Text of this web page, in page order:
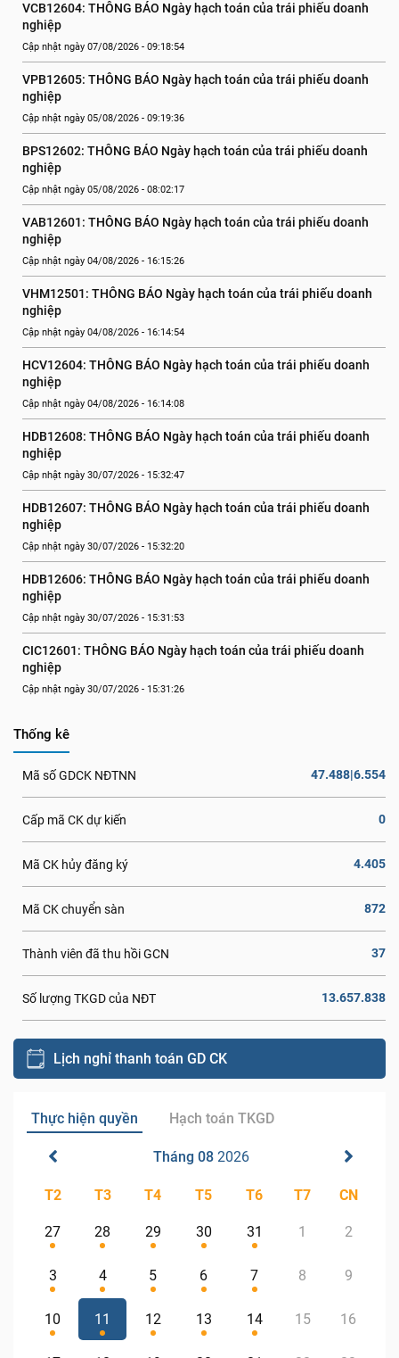
VCB12604: THÔNG BÁO Ngày hạch toán của trái phiếu doanh
nghiệp
Cập nhật ngày 07/08/2026 - 09:18:54
VPB12605: THÔNG BÁO Ngày hạch toán của trái phiếu doanh
nghiệp
Cập nhật ngày 05/08/2026 - 09:19:36
BPS12602: THÔNG BÁO Ngày hạch toán của trái phiếu doanh
nghiệp
Cập nhật ngày 05/08/2026 - 08:02:17
VAB12601: THÔNG BÁO Ngày hạch toán của trái phiếu doanh
nghiệp
Cập nhật ngày 04/08/2026 - 16:15:26
VHM12501: THÔNG BÁO Ngày hạch toán của trái phiếu doanh
nghiệp
Cập nhật ngày 04/08/2026 - 16:14:54
HCV12604: THÔNG BÁO Ngày hạch toán của trái phiếu doanh
nghiệp
Cập nhật ngày 04/08/2026 - 16:14:08
HDB12608: THÔNG BÁO Ngày hạch toán của trái phiếu doanh
nghiệp
Cập nhật ngày 30/07/2026 - 15:32:47
HDB12607: THÔNG BÁO Ngày hạch toán của trái phiếu doanh
nghiệp
Cập nhật ngày 30/07/2026 - 15:32:20
HDB12606: THÔNG BÁO Ngày hạch toán của trái phiếu doanh
nghiệp
Cập nhật ngày 30/07/2026 - 15:31:53
CIC12601: THÔNG BÁO Ngày hạch toán của trái phiếu doanh
nghiệp
Cập nhật ngày 30/07/2026 - 15:31:26
Thống kê
Mã số GDCK NĐTNN 47.488|6.554
Cấp mã CK dự kiến 0
Mã CK hủy đăng ký 4.405
Mã CK chuyển sàn 872
Thành viên đã thu hồi GCN 37
Số lượng TKGD của NĐT 13.657.838
Lịch nghỉ thanh toán GD CK
Thực hiện quyền Hạch toán TKGD
Tháng 08 2026
T2 T3 T4 T5 T6 T7 CN
27 28 29 30 31 1 2
3 4 5 6 7 8 9
10 11 12 13 14 15 16